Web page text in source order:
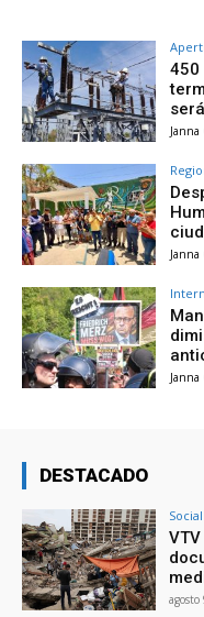
450
Janna
Janna
Janna
DESTACADO
Social